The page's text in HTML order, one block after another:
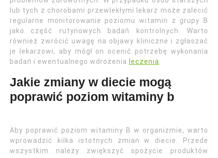
lub tych z chorobami przewlekłymi lekarz może zalecić
regularne monitorowanie poziomu witamin z grupy B
jako część rutynowych badań kontrolnych. Warto
również zwrócić uwagę na objawy kliniczne i zgłaszać
je lekarzowi, aby mógł on ocenić potrzebę wykonania
badań i ewentualnego wdrożenia
leczenia
Jakie zmiany w diecie mogą
poprawić poziom witaminy b
Aby poprawić poziom witaminy B w organizmie, warto
wprowadzić kilka istotnych zmian w diecie. Przede
wszystkim należy zwiększyć spożycie produktów